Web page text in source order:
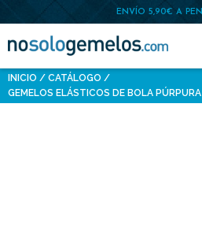
ENVÍO 5,90€ A
INICIO
CATÁLOGO
GEMELOS ELÁSTICOS DE BOLA